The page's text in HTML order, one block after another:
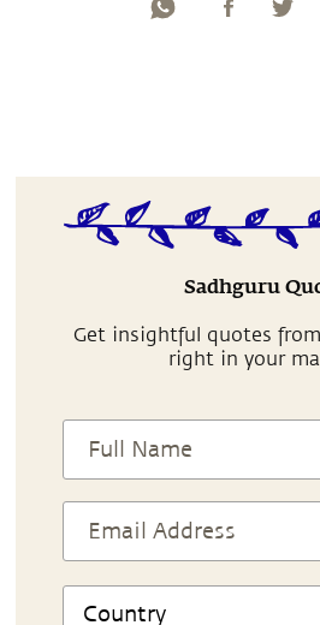
Sadhguru
Get insightful quotes
right in your